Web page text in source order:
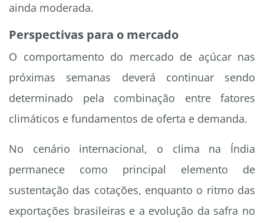
ainda moderada.
Perspectivas para o mercado
O comportamento do mercado de açúcar nas
próximas semanas deverá continuar sendo
determinado pela combinação entre fatores
climáticos e fundamentos de oferta e demanda.
No cenário internacional, o clima na Índia
permanece como principal elemento de
sustentação das cotações, enquanto o ritmo das
exportações brasileiras e a evolução da safra no